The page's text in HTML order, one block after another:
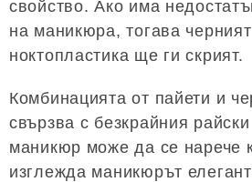
свойство. Ако има
на маникюра, тогава
ноктопластика ще ги скрият.
Комбинацията от пайети и
свързва с безкрайния
маникюр може да се нарече
изглежда маникюрът